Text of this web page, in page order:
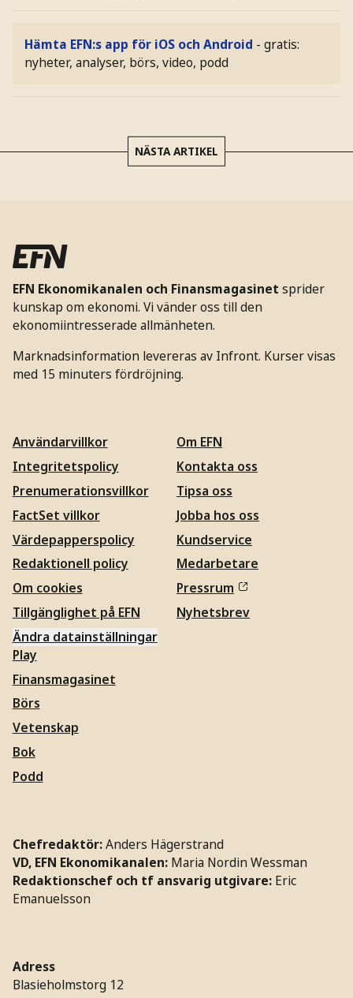
Hämta EFN:s app för iOS och Android - gratis:
nyheter, analyser, börs, video, podd
NÄSTA ARTIKEL
EFN Ekonomikanalen och Finansmagasinet sprider
kunskap om ekonomi. Vi vänder oss till den
ekonomiintresserade allmänheten.
Marknadsinformation levereras av Infront. Kurser visas
med 15 minuters fördröjning.
Användarvillkor
Integritetspolicy
Prenumerationsvillkor
FactSet villkor
Värdepapperspolicy
Redaktionell policy
Om cookies
Tillgänglighet på EFN
Ändra datainställningar
Om EFN
Kontakta oss
Tipsa oss
Jobba hos oss
Kundservice
Medarbetare
Pressrum
Nyhetsbrev
Play
Finansmagasinet
Börs
Vetenskap
Bok
Podd
Chefredaktör:Anders Hägerstrand
VD, EFN Ekonomikanalen: Maria Nordin Wessman
Redaktionschef och tf ansvarig utgivare: Eric
Emanuelsson
Adress
Blasieholmstorg 12